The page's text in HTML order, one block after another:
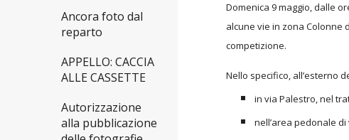
Ancora foto dal
reparto
APPELLO: CACCIA
ALLE CASSETTE
Autorizzazione
alla pubblicazione
Domenica 9 maggio, dalle
alcune vie in zona Colonne
competizione.
Nello specifico, all’esterno
in via Palestro, nel
nell’area pedonale